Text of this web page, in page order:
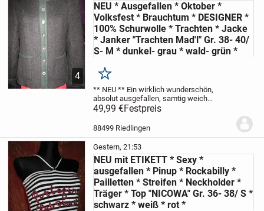
4
NEU * Ausgefallen * Oktober *
Volksfest * Brauchtum * DESIGNER *
100% Schurwolle * Trachten * Jacke
* Janker "Trachten Mad'l" Gr. 38- 40/
S- M * dunkel- grau * wald- grün *
Merken
** NEU ** Ein wirklich wunderschön,
absolut ausgefallen, samtig weich
anthrazit * dunkel-grau * tannen- grüner
total angesagter, toller Optik, mit vielen
DetailsTraditioneller Trachten
49,99 €Festpreis
88499 Riedlingen
Gestern, 21:53
NEU mit ETIKETT * Sexy *
ausgefallen * Pinup * Rockabilly *
Pailletten * Streifen * Neckholder *
Träger * Top "NICOWA" Gr. 36- 38/ S *
schwarz * weiß * rot *